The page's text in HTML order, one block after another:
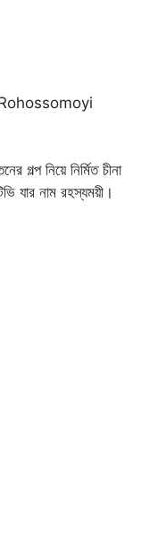
Rohossomoyi
গল্প নিয়ে নির্মিত চীনা
যার নাম রহস্যময়ী।